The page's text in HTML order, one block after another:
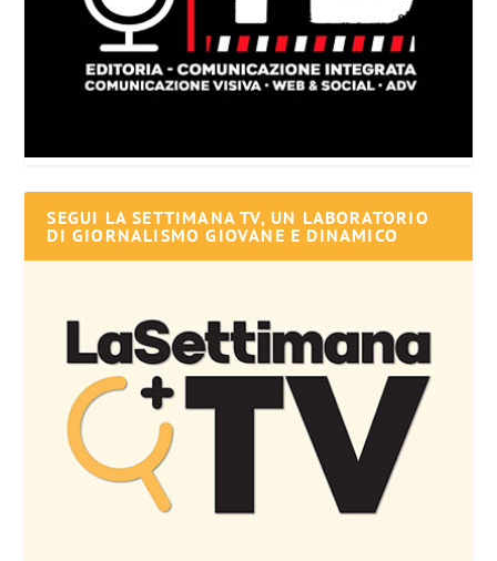
SEGUI LA SETTIMANA TV, UN LABORATORIO
DI GIORNALISMO GIOVANE E DINAMICO